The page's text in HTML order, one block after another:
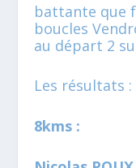
battante que
boucles
au départ 2
Les résultats :
8kms :